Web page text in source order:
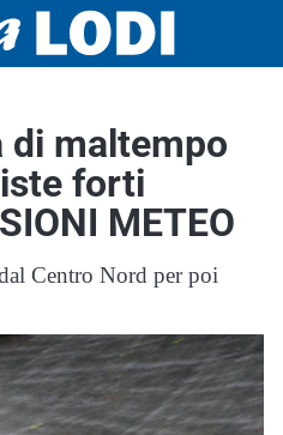
di maltempo
forti
METEO
Centro Nord per poi